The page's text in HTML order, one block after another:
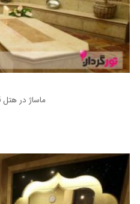
ماساژ در